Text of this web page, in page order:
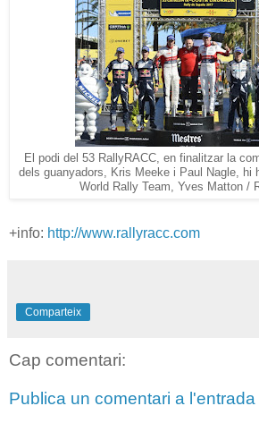
El podi del 53 RallyRACC, en finalitzar la
dels guanyadors, Kris Meeke i Paul Nagle, hi
World Rally Team, Yves Matton /
+info: http://www.rallyracc.com
Comparteix
Cap comentari:
Publica un comentari a l'entrada